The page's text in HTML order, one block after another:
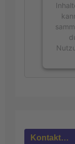
Kontakt…